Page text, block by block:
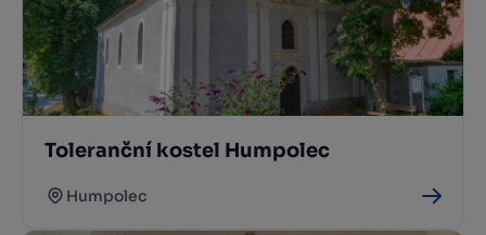
Toleranční kostel Humpolec
Humpolec